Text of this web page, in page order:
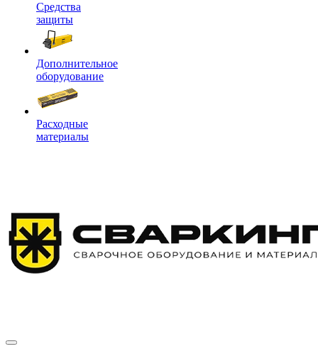
Средства
защиты
Дополнительное
оборудование
Расходные
материалы